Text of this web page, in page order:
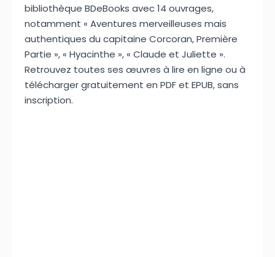
bibliothèque BDeBooks avec 14 ouvrages,
notamment « Aventures merveilleuses mais
authentiques du capitaine Corcoran, Première
Partie », « Hyacinthe », « Claude et Juliette ».
Retrouvez toutes ses œuvres à lire en ligne ou à
télécharger gratuitement en PDF et EPUB, sans
inscription.